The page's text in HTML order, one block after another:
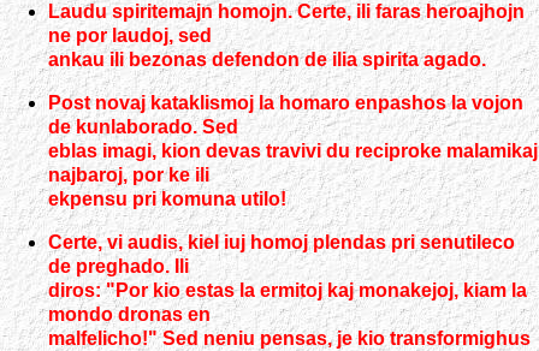
Laudu spiritemajn homojn. Certe, ili faras heroajhojn
ne por laudoj, sed
ankau ili bezonas defendon de ilia spirita agado.
Post novaj kataklismoj la homaro enpashos la vojon
de kunlaborado. Sed
eblas imagi, kion devas travivi du reciproke malamikaj
najbaroj, por ke ili
ekpensu pri komuna utilo!
Certe, vi audis, kiel iuj homoj plendas pri senutileco
de preghado. Ili
diros: "Por kio estas la ermitoj kaj monakejoj, kiam la
mondo dronas en
malfelicho!" Sed neniu pensas, je kio transformighus